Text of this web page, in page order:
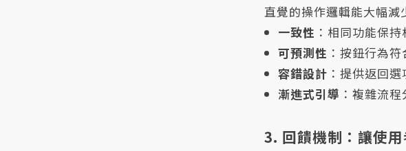
直覺的操作邏輯能大幅減
一致性 ：相同功能保
可預測性 ：按鈕行為
容錯設計 ：提供返回
漸進式引導 ：複雜流
3. 回饋機制：讓使用